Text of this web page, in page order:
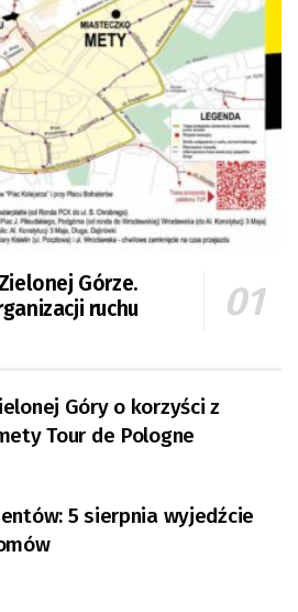
Górze.
ruchu
Góry o korzyści z
Tour de Pologne
5 sierpnia wyjedźcie